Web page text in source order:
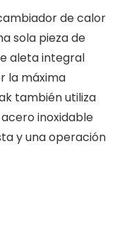
de calor
sola pieza de
aleta integral
la máxima
también utiliza
inoxidable
y una operación